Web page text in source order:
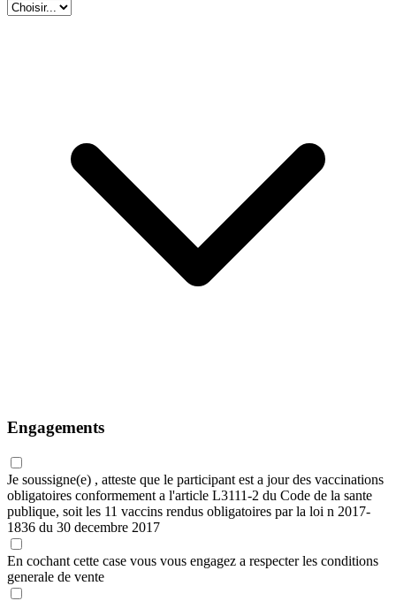
Engagements
Je soussigne(e) , atteste que le participant est a jour des vaccinations
obligatoires conformement a l'article L3111-2 du Code de la sante
publique, soit les 11 vaccins rendus obligatoires par la loi n 2017-
1836 du 30 decembre 2017
En cochant cette case vous vous engagez a respecter les conditions
generale de vente